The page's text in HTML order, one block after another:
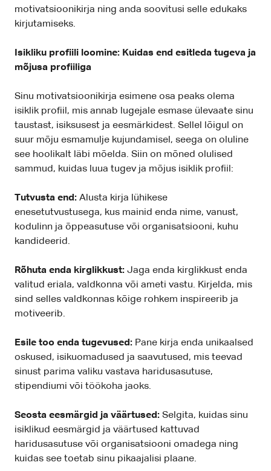
motivatsioonikirja ning anda soovitusi selle edukaks
kirjutamiseks.
Isikliku profiili loomine: Kuidas end esitleda tugeva ja
mõjusa profiiliga
Sinu motivatsioonikirja esimene osa peaks olema
isiklik profiil, mis annab lugejale esmase ülevaate sinu
taustast, isiksusest ja eesmärkidest. Sellel lõigul on
suur mõju esmamulje kujundamisel, seega on oluline
see hoolikalt läbi mõelda. Siin on mõned olulised
sammud, kuidas luua tugev ja mõjus isiklik profiil:
Tutvusta end: Alusta kirja lühikese
enesetutvustusega, kus mainid enda nime, vanust,
kodulinn ja õppeasutuse või organisatsiooni, kuhu
kandideerid.
Rõhuta enda kirglikkust: Jaga enda kirglikkust enda
valitud eriala, valdkonna või ameti vastu. Kirjelda, mis
sind selles valdkonnas kõige rohkem inspireerib ja
motiveerib.
Esile too enda tugevused: Pane kirja enda unikaalsed
oskused, isikuomadused ja saavutused, mis teevad
sinust parima valiku vastava haridusasutuse,
stipendiumi või töökoha jaoks.
Seosta eesmärgid ja väärtused: Selgita, kuidas sinu
isiklikud eesmärgid ja väärtused kattuvad
haridusasutuse või organisatsiooni omadega ning
kuidas see toetab sinu pikaajalisi plaane.